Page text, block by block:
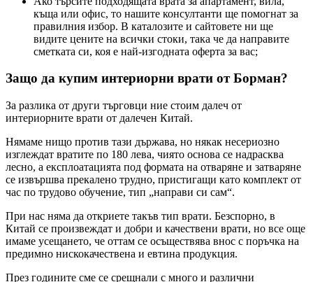
къща или офис, то нашите консултанти ще помогнат за
правилния избор. В каталозите и сайтовете ни ще
видите цените на всички стоки, така че да направите
сметката си, коя е най-изгодната оферта за вас;
Защо да купим интериорни врати от Борман?
За разлика от други търговци ние стоим далеч от
интериорните врати от далечен Китай.
Нямаме нищо против тази държава, но някак несериозно
изглеждат вратите по 180 лева, чиято основа се надрасква
лесно, а експлоатацията под формата на отваряне и затваряне
се извършва прекалено трудно, пристигащи като комплект от
час по трудово обучение, тип „направи си сам“.
При нас няма да откриете такъв тип врати. Безспорно, в
Китай се произвеждат и добри и качествени врати, но все още
имаме усещането, че оттам се осъществява внос с поръчка на
предимно нискокачествена и евтина продукция.
През годините сме се срещнали с много и различни